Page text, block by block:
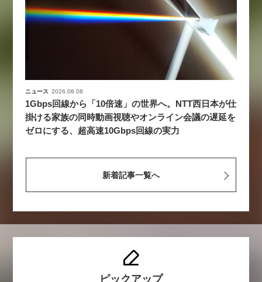
ニュース 2026.08.08
1Gbps回線から「10倍速」の世界へ。NTT西日本が仕
掛ける家族の同時動画視聴やオンライン会議の遅延を
ゼロにする、超高速10Gbps回線の実力
新着記事一覧へ
ピックアップ